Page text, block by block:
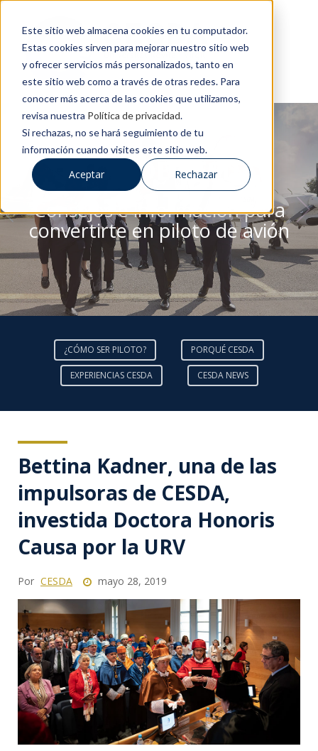
Este sitio web almacena cookies en tu computador.
Estas cookies sirven para mejorar nuestro sitio web
y ofrecer servicios más personalizados, tanto en
este sitio web como a través de otras redes. Para
conocer más acerca de las cookies que utilizamos,
revisa nuestra Política de privacidad.
Si rechazas, no se hará seguimiento de tu
información cuando visites este sitio web.
Aceptar Rechazar
BLOG DE CESDA
Consejos e información para
convertirte en piloto de avión
¿CÓMO SER PILOTO? PORQUÉ CESDA
EXPERIENCIAS CESDA CESDA NEWS
Bettina Kadner, una de las
impulsoras de CESDA,
investida Doctora Honoris
Causa por la URV
Por CESDA mayo 28, 2019